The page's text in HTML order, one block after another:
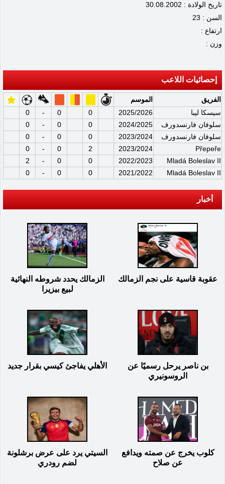
تاريخ الولادة : 30.08.2002
السن : 23
ارتفاع :
وزن :
إحصائيات اللاعب
الفريق
الموسم
سيسكا ليبا
2025/2026
0
0
-
0
سلوفان فارنسدورف
2024/2025
0
0
-
0
سلوفان فارنسدورف
2023/2024
0
0
-
0
Přepeře
2023/2024
2
0
-
0
Mladá Boleslav II
2022/2023
0
0
-
2
Mladá Boleslav II
2021/2022
0
0
-
0
أخبار
عقوبة قاسية على نجم الزمالك
الزمالك يحدد شروطه النهائية
لبيع بيزيرا
بن ناصر يرحل رسميًا عن
الروسونيري
الأهلي يفاجئ كيسي بقرار جديد
كلوب يخرج عن صمته ويدافع
عن صلاح
السيتي يرد على عرض برشلونة
لضم رودري